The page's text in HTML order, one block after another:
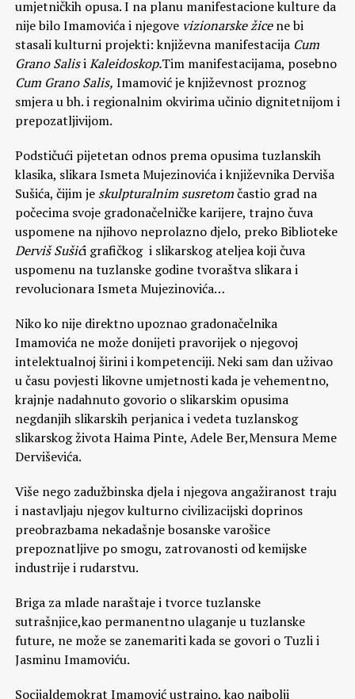
umjetničkih opusa. I na planu manifestacione kulture da
nije bilo Imamovića i njegove vizionarske žicene bi
stasali kulturni projekti: književna manifestacija Cum
Grano SalisiKaleidoskop.Tim manifestacijama, posebno
Cum Grano Salis, Imamović je književnost proznog
smjera u bh. i regionalnim okvirima učinio dignitetnijom i
prepozatljivijom.
Podstičući pijetetan odnos prema opusima tuzlanskih
klasika, slikara Ismeta Mujezinovića i književnika Derviša
Sušića, čijim je skulpturalnim susretomčastio grad na
počecima svoje gradonačelničke karijere, trajno čuva
uspomene na njihovo neprolazno djelo, preko Biblioteke
Derviš Sušići grafičkog i slikarskog ateljea koji čuva
uspomenu na tuzlanske godine tvoraštva slikara i
revolucionara Ismeta Mujezinovića…
Niko ko nije direktno upoznao gradonačelnika
Imamovića ne može donijeti pravorijek o njegovoj
intelektualnoj širini i kompetenciji. Neki sam dan uživao
u času povjesti likovne umjetnosti kada je vehementno,
krajnje nadahnuto govorio o slikarskim opusima
negdanjih slikarskih perjanica i vedeta tuzlanskog
slikarskog života Haima Pinte, Adele Ber,Mensura Meme
Derviševića.
Više nego zadužbinska djela i njegova angažiranost traju
i nastavljaju njegov kulturno civilizacijski doprinos
preobrazbama nekadašnje bosanske varošice
prepoznatljive po smogu, zatrovanosti od kemijske
industrije i rudarstvu.
Briga za mlade naraštaje i tvorce tuzlanske
sutrašnjice,kao permanentno ulaganje u tuzlanske
future, ne može se zanemariti kada se govori o Tuzli i
Jasminu Imamoviću.
Socijaldemokrat Imamović ustrajno, kao najbolji